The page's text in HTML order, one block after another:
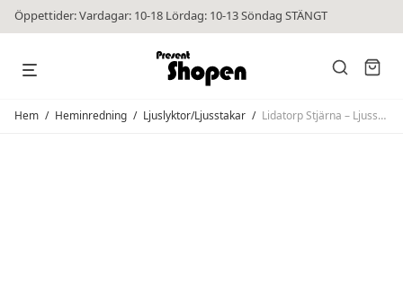
Öppettider: Vardagar: 10-18 Lördag: 10-13 Söndag STÄNGT
Hem / Heminredning / Ljuslyktor/Ljusstakar / Lidatorp Stjärna – Ljusstake M